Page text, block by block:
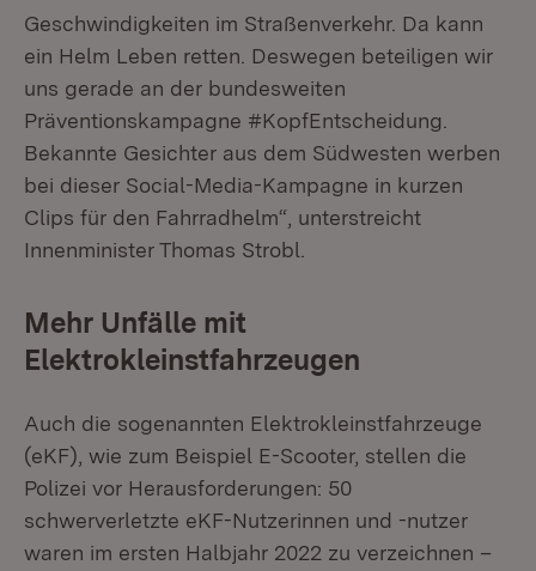
Geschwindigkeiten im Straßenverkehr. Da kann
ein Helm Leben retten. Deswegen beteiligen wir
uns gerade an der bundesweiten
Präventionskampagne #KopfEntscheidung.
Bekannte Gesichter aus dem Südwesten werben
bei dieser Social-Media-Kampagne in kurzen
Clips für den Fahrradhelm“, unterstreicht
Innenminister Thomas Strobl.
Mehr Unfälle mit
Elektrokleinstfahrzeugen
Auch die sogenannten Elektrokleinstfahrzeuge
(eKF), wie zum Beispiel E-Scooter, stellen die
Polizei vor Herausforderungen: 50
schwerverletzte eKF-Nutzerinnen und -nutzer
waren im ersten Halbjahr 2022 zu verzeichnen –